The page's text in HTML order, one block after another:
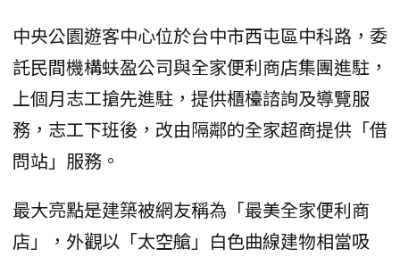
中央公園遊客中心位於台中市西屯區中科路，委
託民間機構蚨盈公司與全家便利商店集團進駐，
上個月志工搶先進駐，提供櫃檯諮詢及導覽服
務，志工下班後，改由隔鄰的全家超商提供「借
問站」服務。
最大亮點是建築被網友稱為「最美全家便利商
店」，外觀以「太空艙」白色曲線建物相當吸